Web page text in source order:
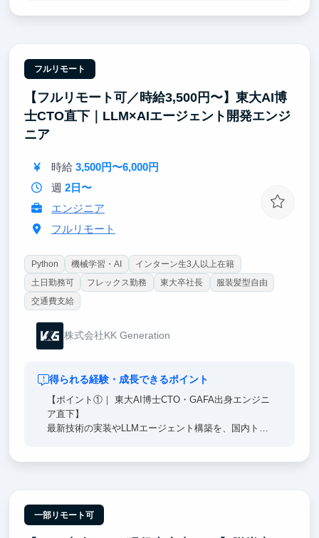
実現させていくフェーズがあり、戦略/業務/ITコンサ
ルそれぞれの素養が必要になるため、当社にはそれぞ
れに見識を持ったメンバーが集まっています。
インターン生の方は、新規事業共創、コンサルティン
フルリモート
【フルリモート可／時給3,500円〜】東大AI博
士CTO直下｜LLM×AIエージェント開発エンジ
ニア
時給 3,500円〜6,000円
週 2日〜
エンジニア
フルリモート
Python 機械学習・AI
インターン生3人以上在籍
土日勤務可
フレックス勤務 東大卒社長
服装髪型自由
交通費支給
株式会社KK Generation
得られる経験・成長できるポイント
【ポイント①｜ 東大AI博士CTO・GAFA出身エンジニ
ア直下】
最新技術の実装やLLMエージェント構築を、国内トッ
ます。マッキンゼー出身の代表や精鋭チームと共に、
最新技術がビジネス価値に変わる瞬間を体感できま
一部リモート可